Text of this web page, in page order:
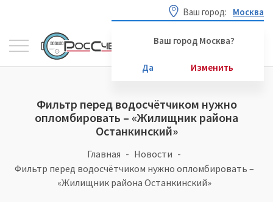
Ваш город: Москва
Ваш город Москва?
Да Изменить
Фильтр перед водосчётчиком нужно
опломбировать – «Жилищник района
Останкинский»
Главная
Новости
Фильтр перед водосчётчиком нужно опломбировать –
«Жилищник района Останкинский»